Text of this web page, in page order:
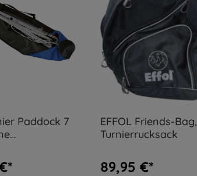
Paddock 7
EFFOL Friends-Bag,
Turnierrucksack
89,95 €*